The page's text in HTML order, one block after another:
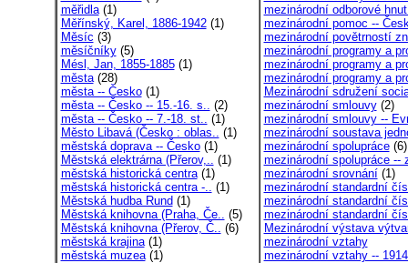
měřidla(1)
Měřínský, Karel, 1886-1942(1)
Měsíc (3)
měsíčníky(5)
Mésl, Jan, 1855-1885(1)
města(28)
města -- Česko(1)
města -- Česko -- 15.-16. s.. (2)
města -- Česko -- 7.-18. st.. (1)
Město Libavá (Česko : oblas.. (1)
městská doprava -- Česko(1)
Městská elektrárna (Přerov,.. (1)
městská historická centra(1)
městská historická centra -.. (1)
Městská hudba Rund (1)
Městská knihovna (Praha, Če.. (5)
Městská knihovna (Přerov, Č.. (6)
městská krajina(1)
městská muzea(1)
mezinárodní odborové
mezinárodní pomoc --
mezinárodní povětrností
mezinárodní programy a
mezinárodní programy a
mezinárodní programy a
Mezinárodní sdružení
mezinárodní smlouvy(2)
mezinárodní smlouvy --
mezinárodní soustava
mezinárodní spolupráce(6)
mezinárodní spolupráce --
mezinárodní srovnání(1)
mezinárodní standardní
mezinárodní standardní
mezinárodní standardní
Mezinárodní výstava
mezinárodní vztahy
mezinárodní vztahy --